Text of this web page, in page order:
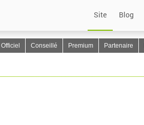
Site Blog
Officiel Conseillé Premium Partenaire